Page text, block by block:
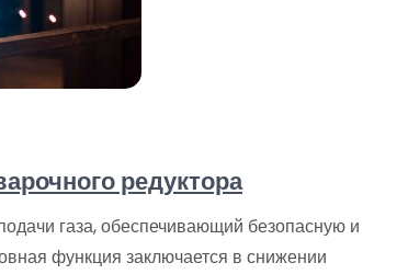
редуктора
газа, обеспечивающий безопасную и
функция заключается в снижении